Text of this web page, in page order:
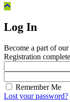
Log In
Become a part of
Registration
Remember Me
Lost your password?